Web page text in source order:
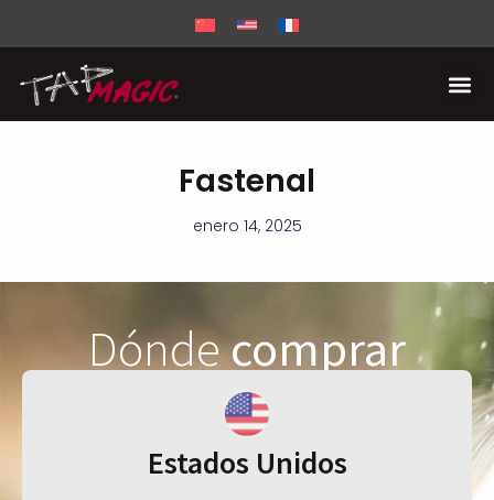
Fastenal
enero 14, 2025
Dóndecomprar
Estados Unidos